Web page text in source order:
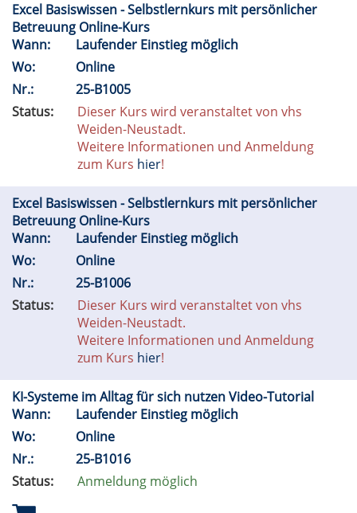
Excel Basiswissen - Selbstlernkurs mit persönlicher
Betreuung Online-Kurs
Wann:
Laufender Einstieg möglich
Wo:
Online
Nr.:
25-B1005
Status:
Dieser Kurs wird veranstaltet von vhs
Weiden-Neustadt.
Weitere Informationen und Anmeldung
zum Kurs hier!
Excel Basiswissen - Selbstlernkurs mit persönlicher
Betreuung Online-Kurs
Wann:
Laufender Einstieg möglich
Wo:
Online
Nr.:
25-B1006
Status:
Dieser Kurs wird veranstaltet von vhs
Weiden-Neustadt.
Weitere Informationen und Anmeldung
zum Kurs hier!
KI-Systeme im Alltag für sich nutzen Video-Tutorial
Wann:
Laufender Einstieg möglich
Wo:
Online
Nr.:
25-B1016
Status:
Anmeldung möglich